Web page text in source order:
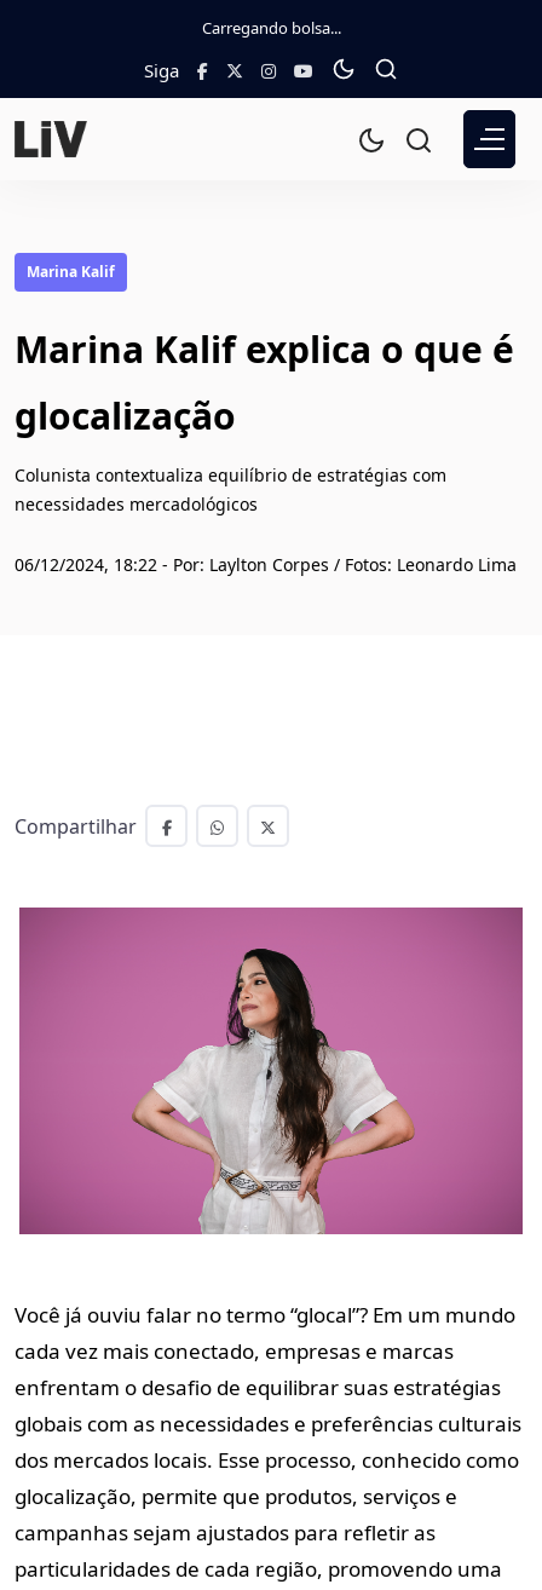
Carregando bolsa...
Siga
Marina Kalif
Marina Kalif explica o que é
glocalização
Colunista contextualiza equilíbrio de estratégias com
necessidades mercadológicos
06/12/2024, 18:22 - Por: Laylton Corpes / Fotos: Leonardo Lima
Compartilhar
Você já ouviu falar no termo “glocal”? Em um mundo
cada vez mais conectado, empresas e marcas
enfrentam o desafio de equilibrar suas estratégias
globais com as necessidades e preferências culturais
dos mercados locais. Esse processo, conhecido como
glocalização, permite que produtos, serviços e
campanhas sejam ajustados para refletir as
particularidades de cada região, promovendo uma